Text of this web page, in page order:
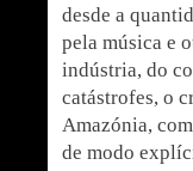
desde a
pela música e
indústria, do
catástrofes, o
Amazónia,
de modo